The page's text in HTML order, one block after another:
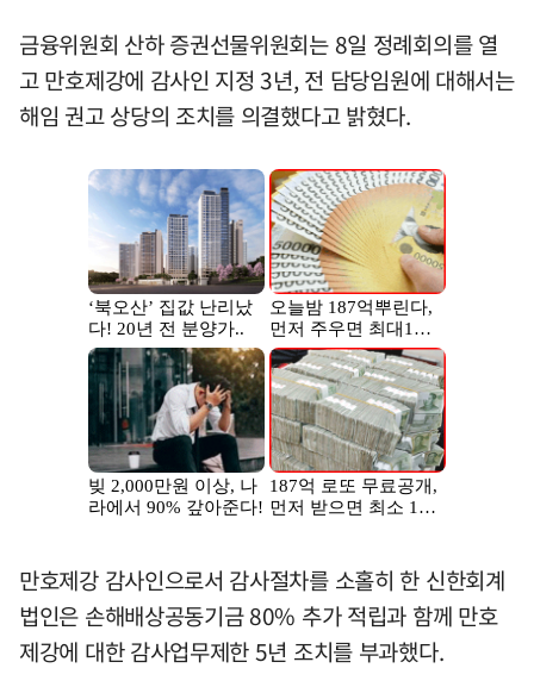
금융위원회 산하 증권선물위원회는 8일 정례회의를 열
고 만호제강에 감사인 지정 3년, 전 담당임원에 대해서는
해임 권고 상당의 조치를 의결했다고 밝혔다.
만호제강 감사인으로서 감사절차를 소홀히 한 신한회계
법인은 손해배상공동기금 80% 추가 적립과 함께 만호
제강에 대한 감사업무제한 5년 조치를 부과했다.